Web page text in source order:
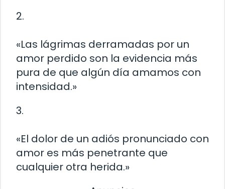
2.
«Las lágrimas derramadas por un
amor perdido son la evidencia más
pura de que algún día amamos con
intensidad.»
3.
«El dolor de un adiós pronunciado con
amor es más penetrante que
cualquier otra herida.»